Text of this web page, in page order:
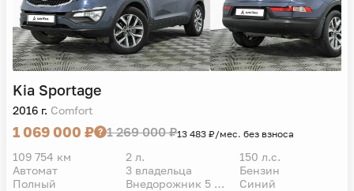
Kia Sportage
2016 г. Comfort
1 069 000 ₽ 1 269 000 ₽13 483 ₽/мес. без взноса
109 754 км 2 л.
150 л.с.
Автомат
3 владельца
Бензин
Полный
Внедорожник 5 дв. Синий